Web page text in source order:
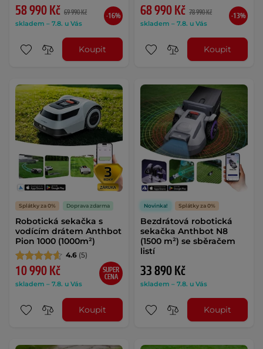
58 990 Kč 69 990 Kč
skladem – 7.8. u Vás
-16%
Koupit
68 990 Kč 78 990 Kč
skladem – 7.8. u Vás
-13%
Koupit
Splátky za 0% Doprava zdarma
Robotická sekačka s
vodícím drátem Anthbot
Pion 1000 (1000m²)
4.6 (5)
10 990 Kč
skladem – 7.8. u Vás
SUPER
CENA
Koupit
Novinka! Splátky za 0%
Bezdrátová robotická
sekačka Anthbot N8
(1500 m²) se sběračem
listí
33 890 Kč
skladem – 7.8. u Vás
Koupit